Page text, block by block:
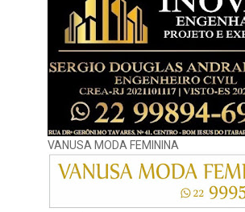
VANUSA MODA FEMININA